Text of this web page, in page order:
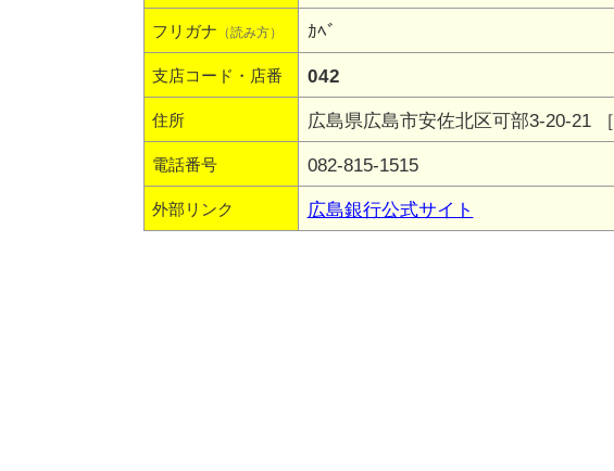
フリガナ （読み方） ｶﾍﾞ
支店コード・店番 042
住所 広島県広島市安佐北区可部3-20-21 ［
電話番号 082-815-1515
外部リンク 広島銀行公式サイト